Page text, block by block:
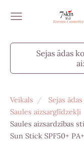
Sejas ādas
Veikals
Sejas
Saules aizsarglīdzekļi
Saules aizsardzības
Sun Stick SPF50+